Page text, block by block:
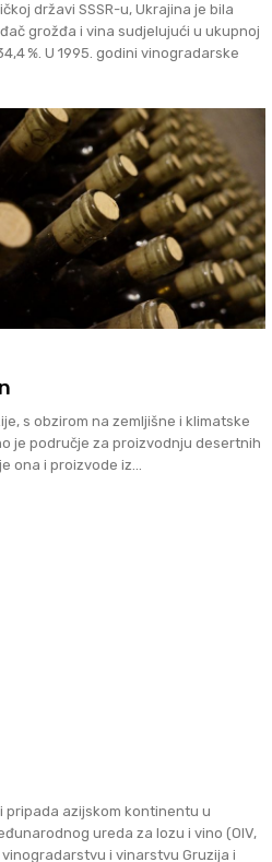
državi SSSR-u, Ukrajina je bila
grožđa i vina sudjelujući u ukupnoj
%. U 1995. godini vinogradarske
s obzirom na zemljišne i klimatske
je područje za proizvodnju desertnih
ona i proizvode iz...
pripada azijskom kontinentu u
ureda za lozu i vino (OIV,
i vinarstvu Gruzija i